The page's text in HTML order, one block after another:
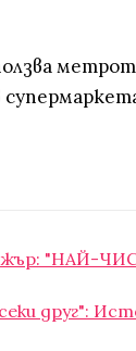
"НАЙ-
друг":